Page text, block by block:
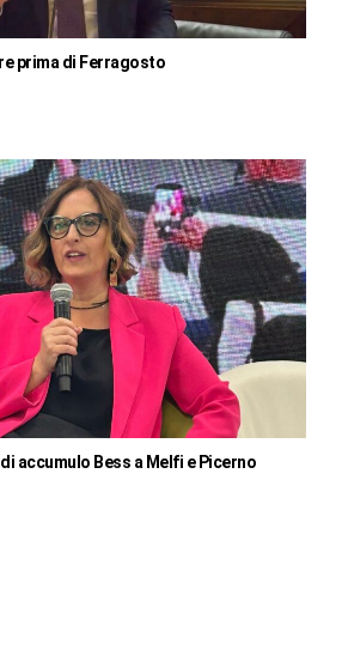
prima di Ferragosto
accumulo Bess a Melfi e Picerno